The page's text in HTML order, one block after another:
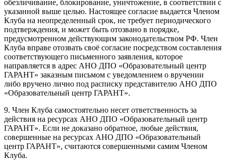
обезличивание, блокирование, уничтожение, в соответствии с
указанной выше целью. Настоящее согласие выдается Членом
Клуба на неопределенный срок, не требует периодического
подтверждения, и может быть отозвано в порядке,
предусмотренном действующим законодательством РФ. Член
Клуба вправе отозвать своё согласие посредством составления
соответствующего письменного заявления, которое
направляется в адрес АНО ДПО «Образовательный центр
ГАРАНТ» заказным письмом с уведомлением о вручении
либо вручено лично под расписку представителю АНО ДПО
«Образовательный центр ГАРАНТ».
9. Член Клуба самостоятельно несет ответственность за
действия на ресурсах АНО ДПО «Образовательный центр
ГАРАНТ». Если не доказано обратное, любые действия,
совершенные на ресурсах АНО ДПО «Образовательный
центр ГАРАНТ», считаются совершенными самим Членом
Клуба.